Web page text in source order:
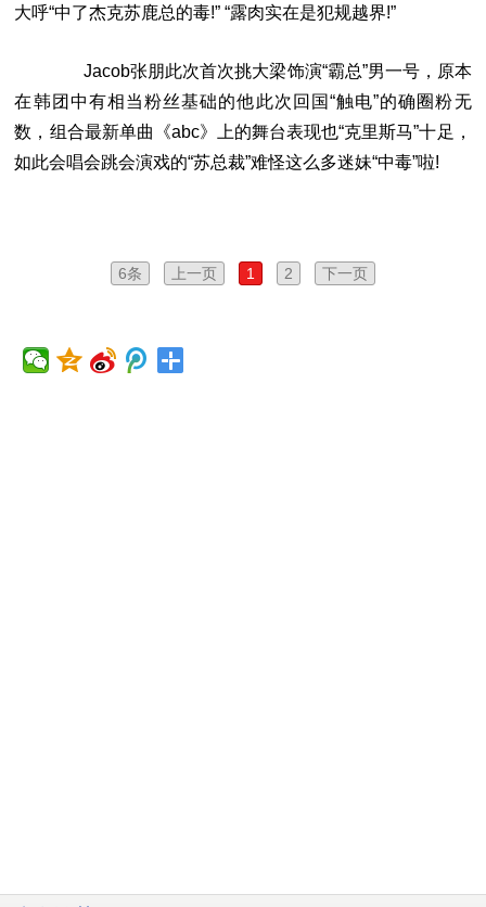
大呼“中了杰克苏鹿总的毒!” “露肉实在是犯规越界!”
Jacob张朋此次首次挑大梁饰演“霸总”男一号，原本
在韩团中有相当粉丝基础的他此次回国“触电”的确圈粉无
数，组合最新单曲《abc》上的舞台表现也“克里斯马”十足，
如此会唱会跳会演戏的“苏总裁”难怪这么多迷妹“中毒”啦!
6条 上一页 1 2 下一页